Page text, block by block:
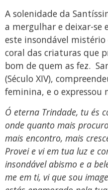
A solenidade da
a mergulhar e deixar-se
este insondável
coral das criaturas que
bom de quem as fez.
(Século XIV),
feminina, e o expressou
Ó eterna Trindade, tu és
onde quanto mais
mais encontro, mais
Provei e vi em tua luz e
insondável abismo e a
me em ti, vi que sou